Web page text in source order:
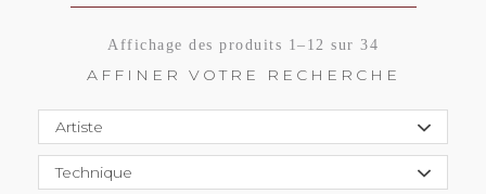
Affichage des produits 1–12 sur 34
AFFINER VOTRE RECHERCHE
Artiste
Technique